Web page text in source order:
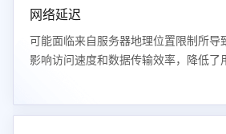
网络延迟
可能面临来自服务器地理位置限制所导
影响访问速度和数据传输效率，降低了